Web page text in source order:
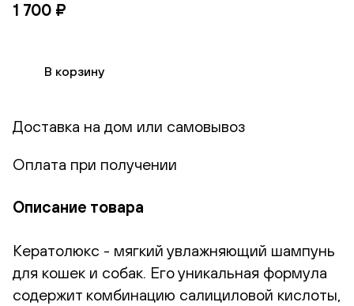
1 700 ₽
В корзину
Доставка на дом или самовывоз
Оплата при получении
Описание товара
Кератолюкс - мягкий увлажняющий шампунь
для кошек и собак. Его уникальная формула
содержит комбинацию салициловой кислоты,